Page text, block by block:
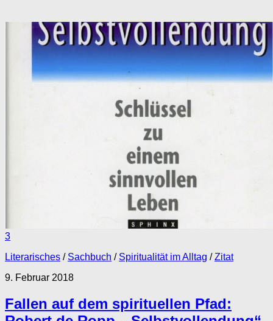
3
Literarisches / Sachbuch / Spiritualität im Alltag /Zitat
9. Februar 2018
Fallen auf dem spirituellen Pfad: